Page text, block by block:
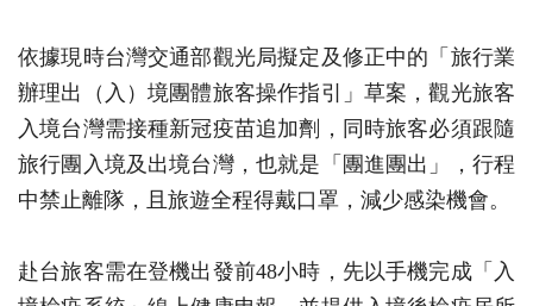
依據現時台灣交通部觀光局擬定及修正中的「旅行業
辦理出（入）境團體旅客操作指引」草案，觀光旅客
入境台灣需接種新冠疫苗追加劑，同時旅客必須跟隨
旅行團入境及出境台灣，也就是「團進團出」，行程
中禁止離隊，且旅遊全程得戴口罩，減少感染機會。
赴台旅客需在登機出發前48小時，先以手機完成「入